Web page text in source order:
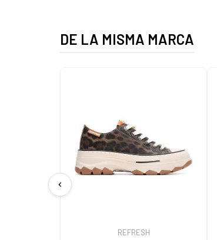
DE LA MISMA MARCA
chevron_left
REFRESH